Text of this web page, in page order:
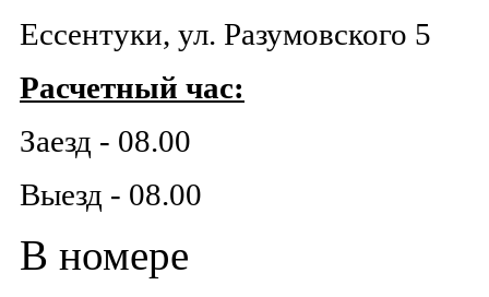
Ессентуки, ул. Разумовского 5
Расчетный час:
Заезд - 08.00
Выезд - 08.00
В номере